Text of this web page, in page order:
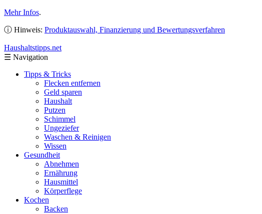
Mehr Infos.
ⓘ Hinweis: Produktauswahl, Finanzierung und Bewertungsverfahren
Haushaltstipps.net
☰ Navigation
Tipps & Tricks
Flecken entfernen
Geld sparen
Haushalt
Putzen
Schimmel
Ungeziefer
Waschen & Reinigen
Wissen
Gesundheit
Abnehmen
Ernährung
Hausmittel
Körperflege
Kochen
Backen